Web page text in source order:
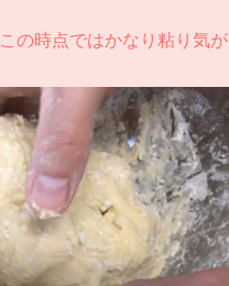
の時点ではかなり粘り気が